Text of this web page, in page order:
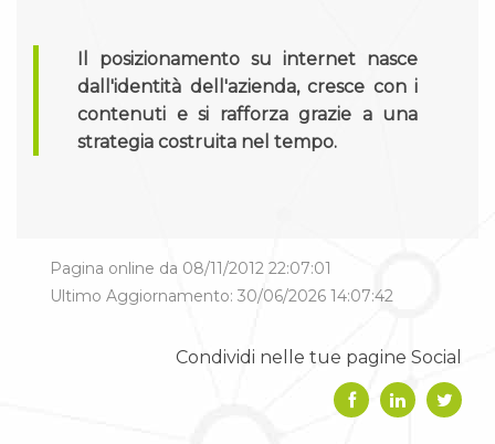
Il posizionamento su internet nasce
dall'identità dell'azienda, cresce con i
contenuti e si rafforza grazie a una
strategia costruita nel tempo.
Pagina online da 08/11/2012 22:07:01
Ultimo Aggiornamento: 30/06/2026 14:07:42
Condividi nelle tue pagine Social